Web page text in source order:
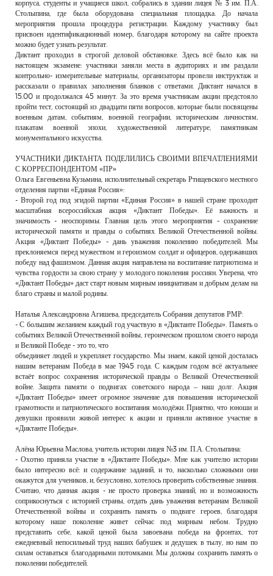
корпуса, студенты и учащиеся школ, собрались в здании лицея № 3 им. П.А.
Столыпина, где была оборудована специальная площадка. До начала
мероприятия прошла процедура регистрации. Каждому участнику был
присвоен идентификационный номер, благодаря которому на сайте проекта
можно будет узнать результат.
Диктант проходил в строгой деловой обстановке. Здесь всё было как на
настоящем экзамене: участники заняли места в аудиториях и им раздали
контрольно- измерительные материалы, организаторы провели инструктаж и
рассказали о правилах заполнения бланков с ответами. Диктант начался в
15.00 и продолжался 45 минут. За это время участникам акции предстояло
пройти тест, состоящий из двадцати пяти вопросов, которые были посвящены
военным датам, событиям, военной географии, историческим личностям,
плакатам военной эпохи, художественной литературе, памятникам
монументального искусства.
УЧАСТНИКИ ДИКТАНТА ПОДЕЛИЛИСЬ СВОИМИ ВПЕЧАТЛЕНИЯМИ
С КОРРЕСПОНДЕНТОМ «ПР»
Ольга Евгеньевна Кузьмина, исполнительный секретарь Ртищевского местного
отделения партии «Единая Россия»:
- Второй год под эгидой партии «Единая Россия» в нашей стране проходит
масштабная всероссийская акция «Диктант Победы». Её важность и
значимость - неоспоримы. Главная цель этого мероприятия - сохранение
исторической памяти и правды о событиях Великой Отечественной войны.
Акция «Диктант Победы» - дань уважения поколению победителей. Мы
преклоняемся перед мужеством и героизмом солдат и офицеров, одержавших
победу над фашизмом. Данная акция направлена на воспитание патриотизма и
чувства гордости за свою страну у молодого поколения россиян. Уверена, что
«Диктант Победы» даст старт новым мирным инициативам и добрым делам на
благо страны и малой родины.
Наталья Александровна Агишева, председатель Собрания депутатов РМР:
- С большим желанием каждый год участвую в «Диктанте Победы». Память о
событиях Великой Отечественной войны, героическом прошлом своего народа
и Великой Победе - это то, что
объединяет людей и укрепляет государство. Мы знаем, какой ценой досталась
нашим ветеранам Победа в мае 1945 года. С каждым годом всё актуальнее
встаёт вопрос сохранения исторической правды о Великой Отечественной
войне. Защита памяти о подвигах советского народа – наш долг. Акция
«Диктант Победы» имеет огромное значение для повышения исторической
грамотности и патриотического воспитания молодёжи. Приятно, что юноши и
девушки проявили живой интерес к акции и приняли активное участие в
«Диктанте Победы».
Алёна Юрьевна Маслова, учитель истории лицея №3 им. П.А. Столыпина:
- Охотно приняла участие в «Диктанте Победы». Мне как учителю истории
было интересно всё: и содержание заданий, и то, насколько сложными они
окажутся для учеников, и, безусловно, хотелось проверить собственные знания.
Считаю, что данная акция - не просто проверка знаний, но и возможность
соприкоснуться с историей страны, отдать дань уважения ветеранам Великой
Отечественной войны и сохранить память о подвиге героев, благодаря
которому наше поколение живет сейчас под мирным небом. Трудно
представить себе, какой ценой была завоевана победа на фронтах, тот
ежедневный непосильный труд наших бабушек и дедушек в тылу, но нам по
силам оставаться благодарными потомками. Мы должны сохранить память о
поколении победителей.